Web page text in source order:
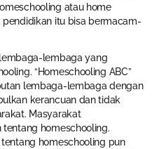
atau home
itu bisa bermacam-
lembaga yang
“Homeschooling ABC”
lembaga-lembaga dengan
kerancuan dan tidak
Masyarakat
homeschooling.
homeschooling pun